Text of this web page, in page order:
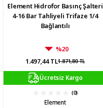
Element Hidrofor Basınç Şalteri
4-16 Bar Tahliyeli Trifaze 1/4
Bağlantılı
%20
1.497,44 TL1.871,80 TL
Ücretsiz Kargo
(0)
Element